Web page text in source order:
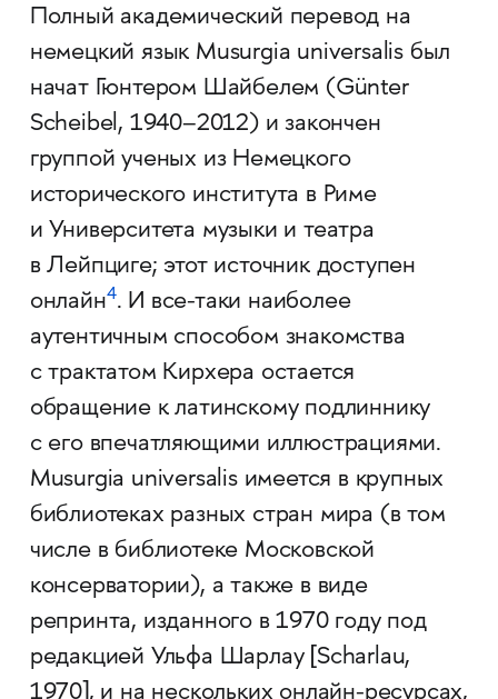
Полный академический перевод на
немецкий язык Musurgia universalis был
начат Гюнтером Шайбелем (Günter
Scheibel, 1940–2012) и закончен
группой ученых из Немецкого
исторического института в Риме
и Университета музыки и театра
в Лейпциге; этот источник доступен
онлайн4. И ­все-таки наиболее
аутентичным способом знакомства
с трактатом Кирхера остается
обращение к латинскому подлиннику
с его впечатляющими иллюстрациями.
Musurgia universalis имеется в крупных
библиотеках разных стран мира (в том
числе в библиотеке Московской
консерватории), а также в виде
репринта, изданного в 1970 году под
редакцией Ульфа Шарлау [Scharlau,